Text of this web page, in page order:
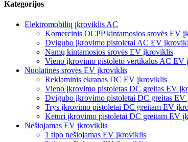
Kategorijos
Elektromobilių įkroviklis AC
Komercinis OCPP kintamosios srovės EV
Dvigubo įkrovimo pistoletai AC EV
Namų kintamosios srovės EV įkroviklis
Vieno įkrovimo pistoleto vertikalus AC EV
Nuolatinės srovės EV įkroviklis
Reklaminis ekranas DC EV įkroviklis
Vieno įkrovimo pistoletas DC greitas EV
Dvigubo įkrovimo pistoletai DC greitas
Trys įkrovimo pistoletai DC greitam EV
Keturi įkrovimo pistoletai DC greitam EV
Nešiojamas EV įkroviklis
1 tipo nešiojamas EV įkroviklis